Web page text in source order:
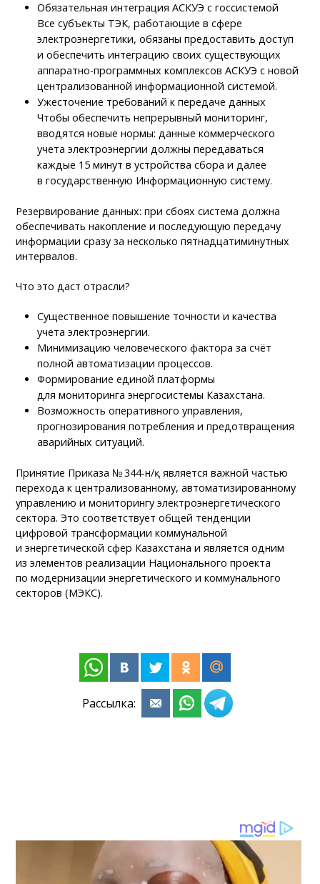
Обязательная интеграция АСКУЭ с госсистемой
Все субъекты ТЭК, работающие в сфере
электроэнергетики, обязаны предоставить доступ
и обеспечить интеграцию своих существующих
аппаратно-программных комплексов АСКУЭ с новой
централизованной информационной системой.
Ужесточение требований к передаче данных
Чтобы обеспечить непрерывный мониторинг,
вводятся новые нормы: данные коммерческого
учета электроэнергии должны передаваться
каждые 15 минут в устройства сбора и далее
в государственную Информационную систему.
Резервирование данных: при сбоях система должна
обеспечивать накопление и последующую передачу
информации сразу за несколько пятнадцатиминутных
интервалов.
Что это даст отрасли?
Существенное повышение точности и качества
учета электроэнергии.
Минимизацию человеческого фактора за счёт
полной автоматизации процессов.
Формирование единой платформы
для мониторинга энергосистемы Казахстана.
Возможность оперативного управления,
прогнозирования потребления и предотвращения
аварийных ситуаций.
Принятие Приказа № 344-н/қ является важной частью
перехода к централизованному, автоматизированному
управлению и мониторингу электроэнергетического
сектора. Это соответствует общей тенденции
цифровой трансформации коммунальной
и энергетической сфер Казахстана и является одним
из элементов реализации Национального проекта
по модернизации энергетического и коммунального
секторов (МЭКС).
Рассылка: